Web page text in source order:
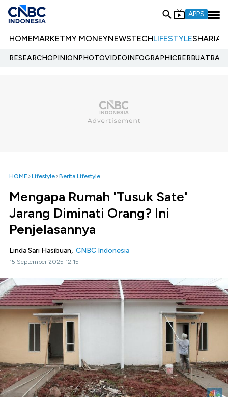
APPS
HOMEMARKETMY MONEYNEWSTECHLIFESTYLESHARIA
RESEARCHOPINIONPHOTOVIDEOINFOGRAPHIC
HOME Lifestyle Berita Lifestyle
Mengapa Rumah 'Tusuk Sate'
Jarang Diminati Orang? Ini
Penjelasannya
Linda Sari Hasibuan, CNBC Indonesia
15 September 2025 12:15